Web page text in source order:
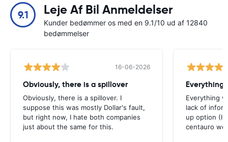
9.1 Leje Af Bil Anmeldelser
Kunder bedømmer os med en 9.1/10 ud af 12840
bedømmelser
16-06-2026
Obviously, there is a spillover
Obviously, there is a spillover. I
suppose this was mostly Dollar's fault,
but right now, I hate both companies
just about the same for this.
Everything
Everything
lack of
up option (I
centauro